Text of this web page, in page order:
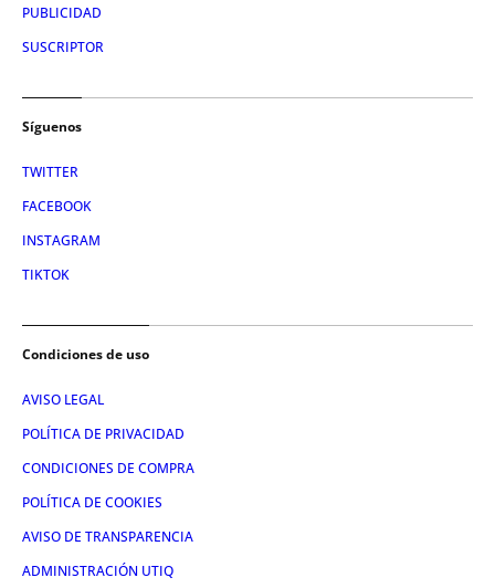
PUBLICIDAD
SUSCRIPTOR
Síguenos
TWITTER
FACEBOOK
INSTAGRAM
TIKTOK
Condiciones de uso
AVISO LEGAL
POLÍTICA DE PRIVACIDAD
CONDICIONES DE COMPRA
POLÍTICA DE COOKIES
AVISO DE TRANSPARENCIA
ADMINISTRACIÓN UTIQ